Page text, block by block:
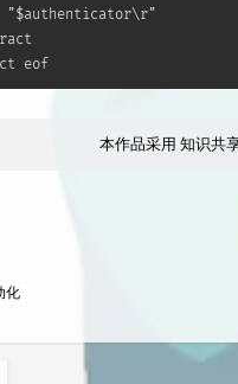
"$authenticator\r"
eof
本作品采用 知识共
化